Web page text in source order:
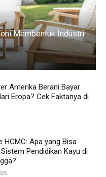
Membentuk Industri
Amerika Berani Bayar
Eropa? Cek Faktanya di
HCMC: Apa yang Bisa
Pendidikan Kayu di